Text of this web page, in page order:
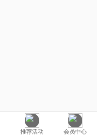
推荐活动 会员中心